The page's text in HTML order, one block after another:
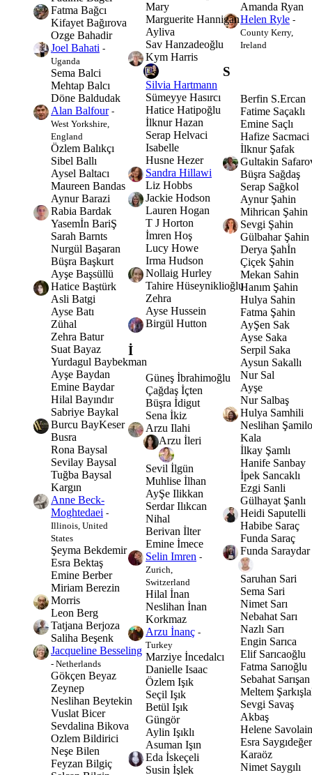
Fatma Bağcı
Kifayet Bağırova
Ozge Bahadir
Joel Bahati -
Uganda
Sema Balci
Mehtap Balcı
Döne Baldudak
Alan Balfour -
West Yorkshire,
England
Özlem Balıkçı
Sibel Ballı
Aysel Baltacı
Maureen Bandas
Aynur Barazi
Rabia Bardak
Yasemİn BariŞ
Sarah Barnts
Nurgül Başaran
Büşra Başkurt
Ayşe Başsüllü
Hatice Baştürk
Asli Batgi
Ayse Batı
Zühal
Zehra Batur
Suat Bayaz
Yurdagul Baybekman
Ayşe Baydan
Emine Baydar
Hilal Bayındır
Sabriye Baykal
Burcu BayKeser
Busra
Rona Baysal
Sevilay Baysal
Tuğba Baysal
Kargın
Anne Beck-
Moghtedaei -
Illinois, United
States
Şeyma Bekdemir
Esra Bektaş
Emine Berber
Miriam Berezin
Morris
Leon Berg
Tatjana Berjoza
Saliha Beşenk
Jacqueline Besseling
- Netherlands
Gökçen Beyaz
Zeynep
Neslihan Beytekin
Vuslat Bicer
Sevdalina Bikova
Ozlem Bildirici
Neşe Bilen
Feyzan Bilgiç
Mary
Marguerite Hannigan
Ayliva
Sav Hanzadeoğlu
Kym Harris
Silvia Hartmann
Sümeyye Hasırcı
Hatice Hatipoğlu
İlknur Hazan
Serap Helvaci
Isabelle
Husne Hezer
Sandra Hillawi
Liz Hobbs
Jackie Hodson
Lauren Hogan
T J Horton
İmren Hoş
Lucy Howe
Irma Hudson
Nollaig Hurley
Tahire Hüseyniklioğlu
Zehra
Ayse Hussein
Birgül Hutton
İ
Güneş İbrahimoğlu
Çağdaş İçten
Büşra İdigut
Sena İkiz
Arzu Ilahi
Arzu İleri
Sevil İlgün
Muhlise İlhan
AyŞe Ilikkan
Serdar Ilıkcan
Nihal
Berivan İlter
Emine İmece
Selin Imren -
Zurich,
Switzerland
Hilal İnan
Neslihan İnan
Korkmaz
Arzu İnanç -
Turkey
Marziye İncedalcı
Danielle Isaac
Özlem Işık
Seçil Işık
Betül Işık
Güngör
Aylin Işıklı
Asuman Işın
Eda İskeçeli
Susin İşlek
Amanda Ryan
Helen Ryle -
County Kerry,
Ireland
S
Berfin S.Ercan
Fatime Saçaklı
Emine Saçlı
Hafize Sacmaci
İlknur Şafak
Gultakin
Büşra Sağdaş
Serap Sağkol
Aynur Şahin
Mihrican Şahin
Sevgi Şahin
Gülbahar Şahin
Derya Şahİn
Çiçek Şahin
Mekan Sahin
Hanım Şahin
Hulya Sahin
Fatma Şahin
AyŞen Sak
Ayse Saka
Serpil Saka
Aysun Sakallı
Nur Sal
Ayşe
Nur Salbaş
Hulya Samhili
Neslihan
Kala
İlkay Şamlı
Hanife Sanbay
İpek Sancaklı
Ezgi Sanli
Gülhayat Şanlı
Heidi Saputelli
Habibe Saraç
Funda Saraç
Funda Saraydar
Saruhan Sari
Sema Sari
Nimet Sarı
Nebahat Sarı
Nazlı Sarı
Engin Sarıca
Elif Sarıcaoğlu
Fatma Sarıoğlu
Sebahat Sarışan
Meltem
Sevgi Savaş
Akbaş
Helene
Esra Saygıdeğer
Karaöz
Nimet Saygılı